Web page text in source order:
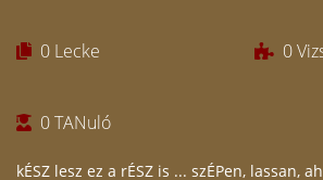
0 Lecke 0
0TANuló
kÉSZ lesz ez a rÉSZ is ... szÉPen, lassan,